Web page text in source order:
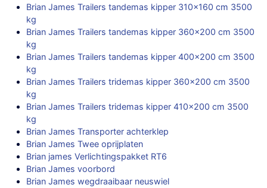
Brian James Trailers tandemas kipper 310×160 cm 3500
kg
Brian James Trailers tandemas kipper 360×200 cm 3500
kg
Brian James Trailers tandemas kipper 400×200 cm 3500
kg
Brian James Trailers tridemas kipper 360×200 cm 3500
kg
Brian James Trailers tridemas kipper 410×200 cm 3500
kg
Brian James Transporter achterklep
Brian James Twee oprijplaten
Brian james Verlichtingspakket RT6
Brian James voorbord
Brian James wegdraaibaar neuswiel